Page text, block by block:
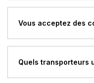
Vous acceptez des
Quels transporteurs